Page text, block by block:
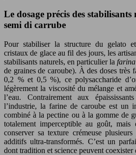
Le dosage précis des
semi di carrube
Pour stabiliser la structure du gelato
cristaux de glace au fil des jours, les
stabilisants naturels, en particulier la
de graines de caroube). À des doses très
0,2 % et 0,5 %), ce polysaccharide
légèrement la viscosité du mélange et
l’eau. Contrairement aux
l’industrie, la farine de caroube est un
combiné à la pectine ou à la gomme de
totalement imperceptible au goût,
conserver sa texture crémeuse
additifs ultra-transformés. C’est un
dont tradition et science peuvent coexister